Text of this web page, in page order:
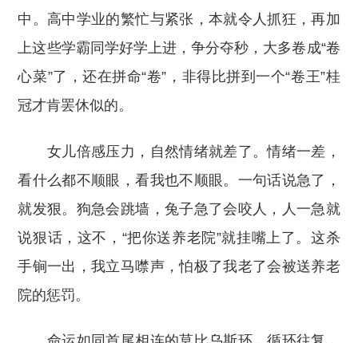
中。高中学业的繁忙与紧张，本就令人抓狂，再加
上这些学霸同学好学上进，争分夺秒，大多卷成“卷
心菜”了，还在拼命“卷”，非得比拼到一个“卷王”桂
冠才肯罢休似的。
女儿倍感压力，自然情绪就差了。情绪一差，
看什么都不顺眼，看我也不顺眼。一句话说急了，
就发狠。狗急会跳墙，兔子急了会咬人，人一急就
说狠话，这不，“把你送养老院”就挂嘴上了。这杀
手锏一出，我立马噤声，怕极了我老了会被送养老
院的惩罚。